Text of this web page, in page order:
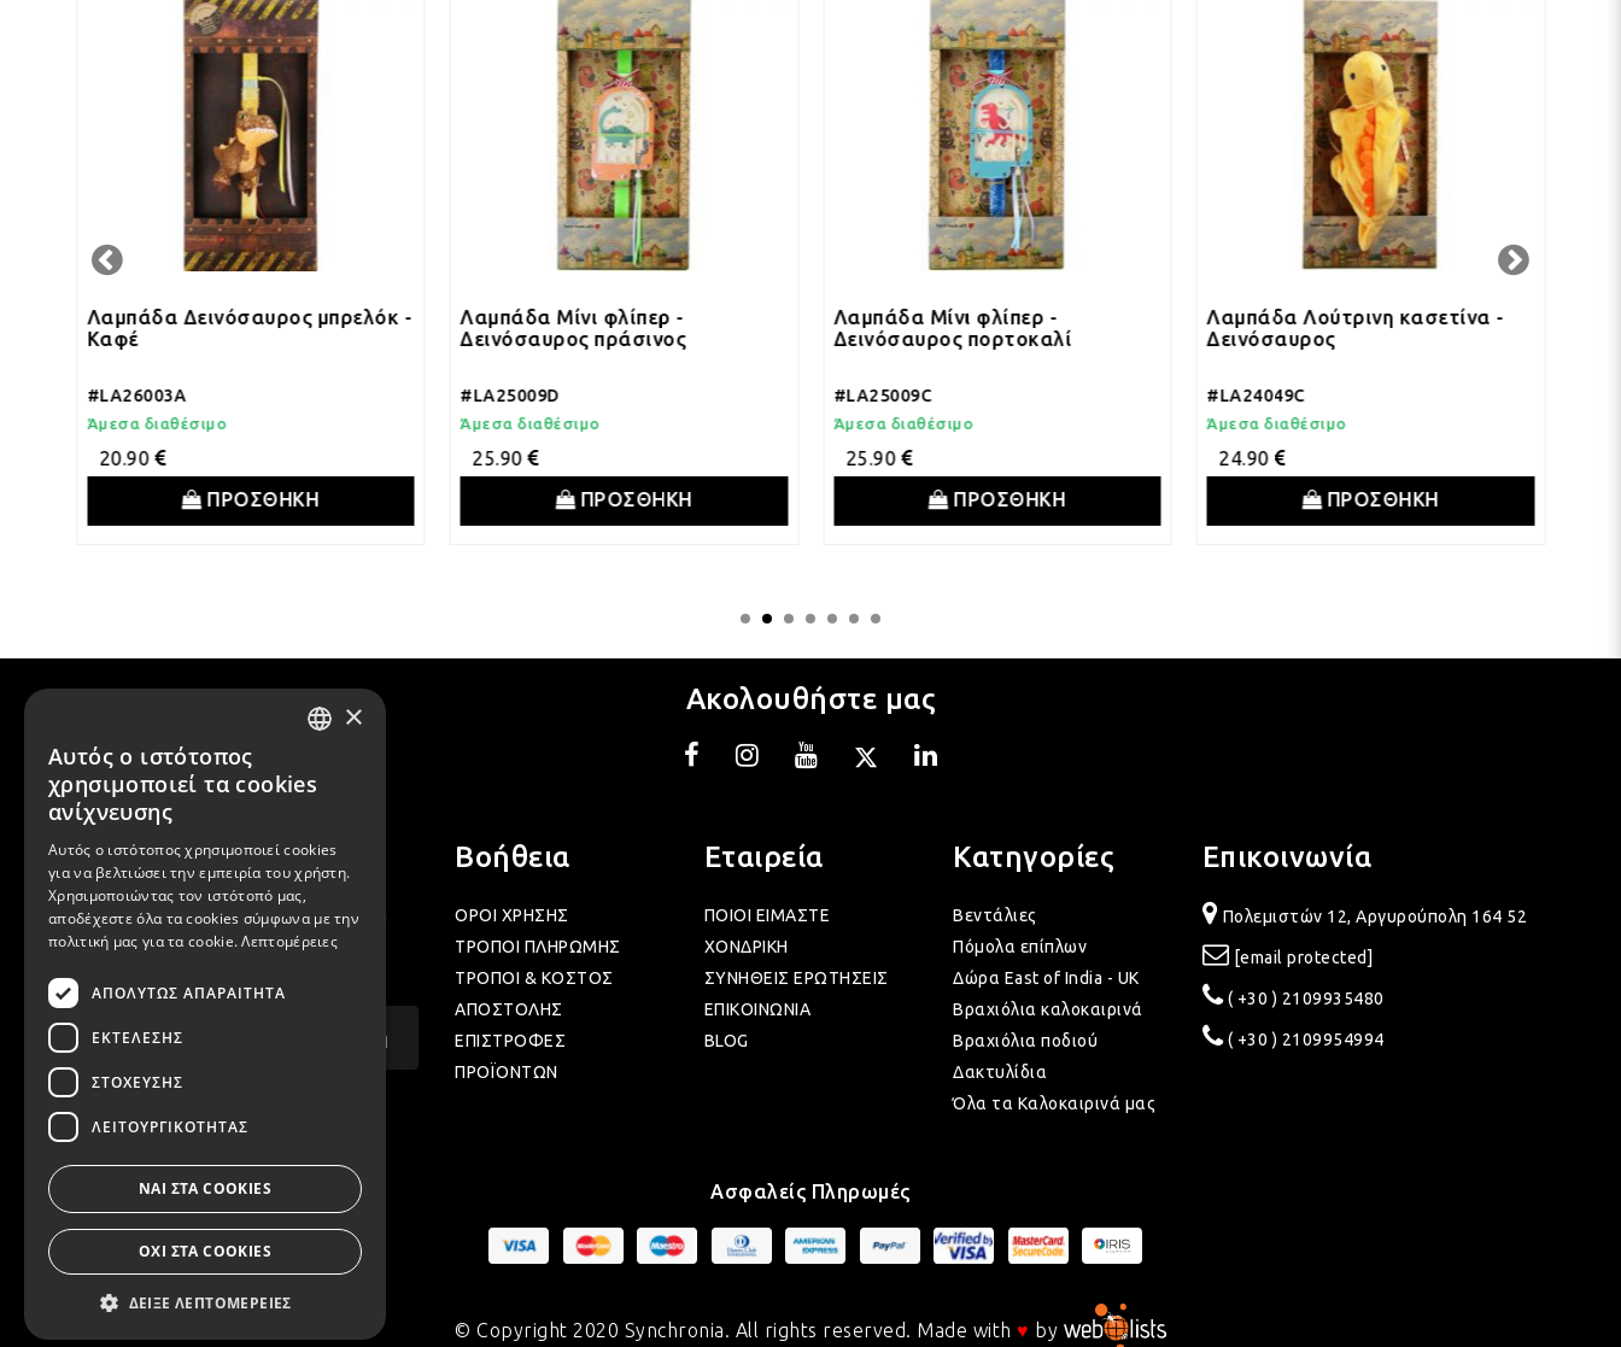
Λαμπάδα Δεινόσαυρος μπρελόκ -
#LA26003A
Άμεσα διαθέσιμο
ΠΡΟΣΘΗΚΗ
Λαμπάδα Μίνι φλίπερ -
Δεινόσαυρος πράσινος
#LA25009D
Άμεσα διαθέσιμο
ΠΡΟΣΘΗΚΗ
Λαμπάδα Μίνι φλίπερ -
Δεινόσαυρος πορτοκαλί
#LA25009C
Άμεσα διαθέσιμο
ΠΡΟΣΘΗΚΗ
Λαμπάδα Λούτρινη κασετίνα -
Δεινόσαυρος
#LA24049C
Άμεσα διαθέσιμο
ΠΡΟΣΘΗΚΗ
Λαμπάδα
Ακολουθήστε μας
Newsletter
Γραφτείτε στα newsletter μας για να
μαθαίνετε προσφορές και νέα μας.
Εγγραφή
Βοήθεια
ΟΡΟΙ ΧΡΗΣΗΣ
ΤΡΟΠΟΙ ΠΛΗΡΩΜΗΣ
ΤΡΟΠΟΙ & ΚΟΣΤΟΣ
ΑΠΟΣΤΟΛΗΣ
ΕΠΙΣΤΡΟΦΕΣ
ΠΡΟΪΟΝΤΩΝ
Εταιρεία
ΠΟΙΟΙ ΕΙΜΑΣΤΕ
ΧΟΝΔΡΙΚΗ
ΣΥΝΗΘΕΙΣ ΕΡΩΤΗΣΕΙΣ
ΕΠΙΚΟΙΝΩΝΙΑ
BLOG
Κατηγορίες
Βεντάλιες
Πόμολα επίπλων
Δώρα East of India - UK
Βραχιόλια καλοκαιρινά
Βραχιόλια ποδιού
Δακτυλίδια
Όλα τα Καλοκαιρινά μας
Επικοινωνία
Πολεμιστών 12, Αργυρούπολη 164 52
[email protected]
( +30 ) 2109935480
( +30 ) 2109954994
Ασφαλείς Πληρωμές
© Copyright 2020 Synchronia. All rights reserved. Made with♥ by
×
Αυτός ο ιστότοπος
χρησιμοποιεί τα cookies
ανίχνευσης
Αυτός ο ιστότοπος χρησιμοποιεί cookies
για να βελτιώσει την εμπειρία του χρήστη.
Χρησιμοποιώντας τον ιστότοπό μας,
αποδέχεστε όλα τα cookies σύμφωνα με την
πολιτική μας για τα cookie. Λεπτομέρειες
ΑΠΟΛΎΤΩΣ ΑΠΑΡΑΊΤΗΤΑ
ΕΚΤΈΛΕΣΗΣ
ΣΤΌΧΕΥΣΗΣ
ΛΕΙΤΟΥΡΓΙΚΌΤΗΤΑΣ
ΝΑΙ ΣΤΑ COOKIES
ΟΧΙ ΣΤΑ COOKIES
ΔΕΊΞΕ ΛΕΠΤΟΜΈΡΕΙΕΣ